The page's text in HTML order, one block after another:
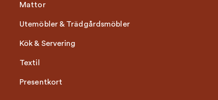
Mattor
Utemöbler & Trädgårdsmöbler
Kök & Servering
Textil
Presentkort